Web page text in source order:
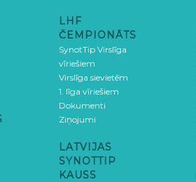
LHF
ČEMPIONĀTS
SynotTip Virslīga
vīriešiem
Virslīga sievietēm
1. līga vīriešiem
Dokumenti
Ziņojumi
LATVIJAS
SYNOTTIP
KAUSS